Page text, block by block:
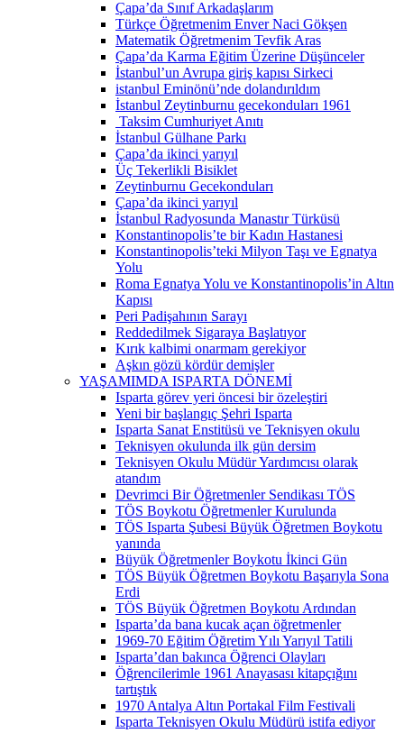
Çapa’da Sınıf Arkadaşlarım
Türkçe Öğretmenim Enver Naci Gökşen
Matematik Öğretmenim Tevfik Aras
Çapa’da Karma Eğitim Üzerine Düşünceler
İstanbul’un Avrupa giriş kapısı Sirkeci
istanbul Eminönü’nde dolandırıldım
İstanbul Zeytinburnu gecekonduları 1961
Taksim Cumhuriyet Anıtı
İstanbul Gülhane Parkı
Çapa’da ikinci yarıyıl
Üç Tekerlikli Bisiklet
Zeytinburnu Gecekonduları
Çapa’da ikinci yarıyıl
İstanbul Radyosunda Manastır Türküsü
Konstantinopolis’te bir Kadın Hastanesi
Konstantinopolis’teki Milyon Taşı ve Egnatya
Yolu
Roma Egnatya Yolu ve Konstantinopolis’in Altın
Kapısı
Peri Padişahının Sarayı
Reddedilmek Sigaraya Başlatıyor
Kırık kalbimi onarmam gerekiyor
Aşkın gözü kördür demişler
YAŞAMIMDA ISPARTA DÖNEMİ
Isparta görev yeri öncesi bir özeleştiri
Yeni bir başlangıç Şehri Isparta
Isparta Sanat Enstitüsü ve Teknisyen okulu
Teknisyen okulunda ilk gün dersim
Teknisyen Okulu Müdür Yardımcısı olarak
atandım
Devrimci Bir Öğretmenler Sendikası TÖS
TÖS Boykotu Öğretmenler Kurulunda
TÖS Isparta Şubesi Büyük Öğretmen Boykotu
yanında
Büyük Öğretmenler Boykotu İkinci Gün
TÖS Büyük Öğretmen Boykotu Başarıyla Sona
Erdi
TÖS Büyük Öğretmen Boykotu Ardından
Isparta’da bana kucak açan öğretmenler
1969-70 Eğitim Öğretim Yılı Yarıyıl Tatili
Isparta’dan bakınca Öğrenci Olayları
Öğrencilerimle 1961 Anayasası kitapçığını
tartıştık
1970 Antalya Altın Portakal Film Festivali
Isparta Teknisyen Okulu Müdürü istifa ediyor